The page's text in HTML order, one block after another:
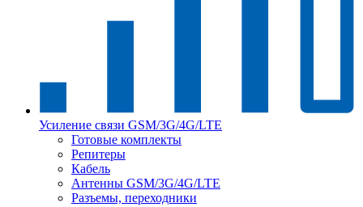
Усиление связи GSM/3G/4G/LTE
Готовые комплекты
Репитеры
Кабель
Антенны GSM/3G/4G/LTE
Разъемы, переходники